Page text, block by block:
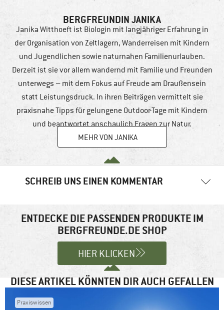
BERGFREUNDIN JANIKA
Janika Witthoeft ist Biologin mit langjähriger Erfahrung in
der Organisation von Zeltlagern, Wanderreisen mit Kindern
und Jugendlichen sowie naturnahen Familienurlauben.
Derzeit ist sie vor allem wandernd mit Familie und Freunden
unterwegs – mit dem Fokus auf Freude am Draußensein
statt Leistungsdruck. In ihren Beiträgen vermittelt sie
praxisnahe Tipps für gelungene Outdoor-Tage mit Kindern
und beantwortet anschaulich Fragen zur Natur.
MEHR VON JANIKA
SCHREIB UNS EINEN KOMMENTAR
Felder sind mit*markiert
ENTDECKE DIE PASSENDEN PRODUKTE IM
BERGFREUNDE.DE SHOP
HIER KLICKEN
DIESE ARTIKEL KÖNNTEN DIR AUCH GEFALLEN
Praxiswissen